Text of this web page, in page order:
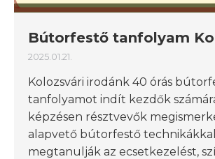
Bútorfestő tanfolyam
2025.01.21.
Kolozsvári irodánk 40 órás
tanfolyamot indít kezdők
képzésen résztvevők
alapvető bútorfestő
megtanulják az ecsetkezelést,